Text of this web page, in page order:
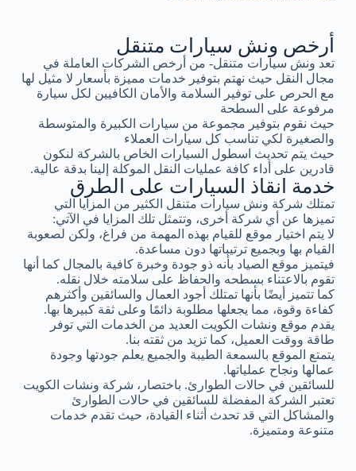
أرخص ونش سيارات متنقل
تعد ونش سيارات متنقل- من أرخص الشركات العاملة في
مجال النقل حيث نهتم بتوفير خدمات مميزة بأسعار لا مثيل لها
مع الحرص على توفير السلامة والأمان الكافيين لكل سيارة
مرفوعة على السطحة
حيث نقوم بتوفير مجموعة من سيارات الكبيرة والمتوسطة
والصغيرة لكي تناسب كل سيارات العملاء
حيث يتم تحديث اسطول السيارات الخاص بالشركة لنكون
قادرين على أداء كافة عمليات النقل الموكلة إلينا بدقة عالية.
خدمة انقاذ السيارات على الطرق
تمتلك شركة ونش سيارات متنقل الكثير من المزايا التي
تميزها عن أي شركة أخرى، وتتمثل تلك المزايا في الآتي:
لا يتم اختيار موقع للقيام بهذه المهمة من فراغ، ولكن لصعوبة
القيام بها وبجميع ترتيباتها دون مساعدة.
فيتميز موقع الصياد بأنه ذو جودة وخبرة كافية بالمجال كما أنها
تقوم بالاعتناء بسطحه والحفاظ على سلامته خلال نقله.
كما تتميز أيضًا بأنها تمتلك أجود العمال والسائقين وأكثرهم
كفاءة وقوة، مما يجعلها مطلوبة دائمًا وعلى ثقة كبيرها بها.
يقدم موقع ونشات الكويت العديد من الخدمات التي توفر
طاقة ووقت العميل، كما تزيد من ثقته بنا.
يتمتع الموقع بالسمعة الطيبة والجميع يعلم جودتها وجودة
عمالها ونجاح عملياتها.
للسائقين في حالات الطوارئ. باختصار، شركة ونشات الكويت
تعتبر الشركة المفضلة للسائقين في حالات الطوارئ
والمشاكل التي قد تحدث أثناء القيادة، حيث تقدم خدمات
متنوعة ومتميزة.